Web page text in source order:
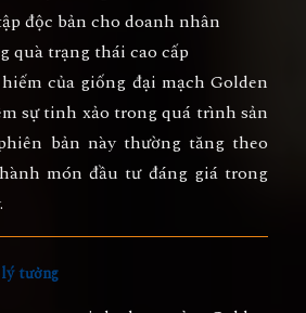
độc bản cho doanh nhân
quà trạng thái cao cấp
của giống đại mạch Golden
sự tinh xảo trong quá trình sản
bản này thường tăng theo
món đầu tư đáng giá trong
tưởng